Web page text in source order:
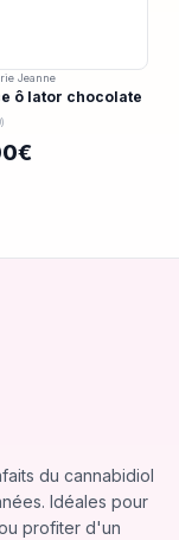
Jeanne
ô lator chocolate
CBD
du cannabidiol
Idéales pour
profiter d'un